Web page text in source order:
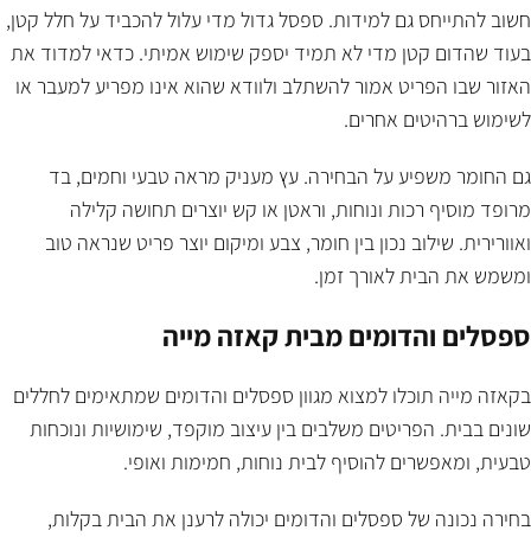
חשוב להתייחס גם למידות. ספסל גדול מדי עלול להכביד על חלל קטן,
בעוד שהדום קטן מדי לא תמיד יספק שימוש אמיתי. כדאי למדוד את
האזור שבו הפריט אמור להשתלב ולוודא שהוא אינו מפריע למעבר או
לשימוש ברהיטים אחרים.
גם החומר משפיע על הבחירה. עץ מעניק מראה טבעי וחמים, בד
מרופד מוסיף רכות ונוחות, וראטן או קש יוצרים תחושה קלילה
ואוורירית. שילוב נכון בין חומר, צבע ומיקום יוצר פריט שנראה טוב
ומשמש את הבית לאורך זמן.
ספסלים והדומים מבית קאזה מייה
בקאזה מייה תוכלו למצוא מגוון ספסלים והדומים שמתאימים לחללים
שונים בבית. הפריטים משלבים בין עיצוב מוקפד, שימושיות ונוכחות
טבעית, ומאפשרים להוסיף לבית נוחות, חמימות ואופי.
בחירה נכונה של ספסלים והדומים יכולה לרענן את הבית בקלות,